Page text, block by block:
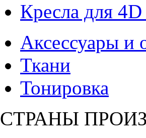
Кресла для
Аксессуары и
Ткани
Тонировка
СТРАНЫ